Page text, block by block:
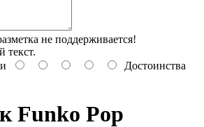
не поддерживается!
текст.
Достоинства
Funko Pop